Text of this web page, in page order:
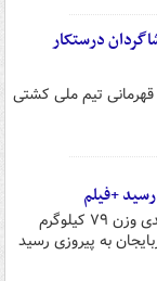
درستکار
قهرمانی تیم ملی کشتی
+فیلم
محمد نخودی در دیدار رده‌بندی وزن ۷۹ کیلوگرم
به پیروزی رسید